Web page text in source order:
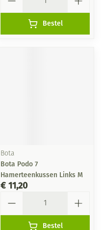
Bestel
Bota
Bota Podo 7
Hamerteenkussen Links M
€ 11,20
Bestel